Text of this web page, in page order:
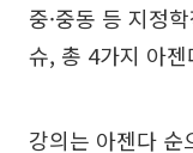
중·중동 등 지정
슈, 총 4가지 아
강의는 아젠다 순